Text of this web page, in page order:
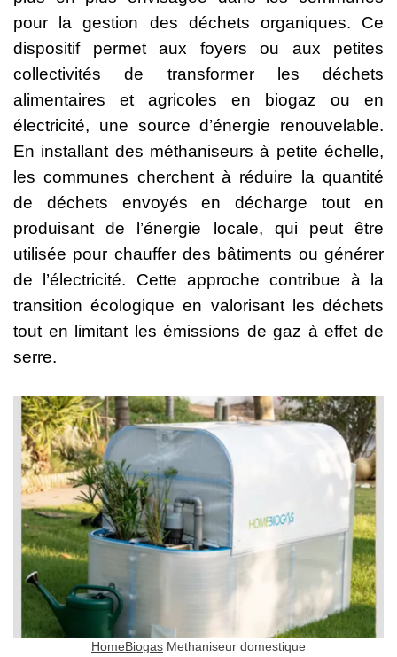
pour la gestion des déchets organiques. Ce
dispositif permet aux foyers ou aux petites
collectivités de transformer les déchets
alimentaires et agricoles en biogaz ou en
électricité, une source d’énergie renouvelable.
En installant des méthaniseurs à petite échelle,
les communes cherchent à réduire la quantité
de déchets envoyés en décharge tout en
produisant de l’énergie locale, qui peut être
utilisée pour chauffer des bâtiments ou générer
de l’électricité. Cette approche contribue à la
transition écologique en valorisant les déchets
tout en limitant les émissions de gaz à effet de
serre.
HomeBiogas Methaniseur domestique